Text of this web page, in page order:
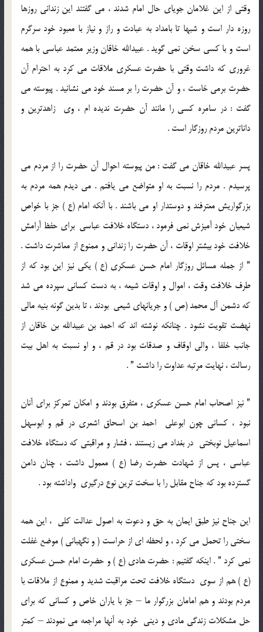
وقتی از اين غلامان جويای حال امام شدند ، مي گفتند اين زندانی روزها
روزه دار است و شبها تا بامداد به عبادت و راز و نياز با معبود خود سرگرم
است و با کسی سخن نمي گويد . عبيدالله خاقان وزير معتمد عباسی با همه
غروری که داشت وقتی با حضرت عسکری ملاقات مي کرد به احترام آن
حضرت برمي خاست ، و آن حضرت را بر مسند خود مي نشانيد . پيوسته مي
گفت : در سامره کسی را مانند آن حضرت نديده ام ، وی زاهدترين و
داناترين مردم روزگار است .
پسر عبيدالله خاقان مي گفت : من پيوسته احوال آن حضرت را از مردم مي
پرسيدم . مردم را نسبت به او متواضع مي يافتم . مي ديدم همه مردم به
بزرگواريش معترفند و دوستدار او مي باشند . با آنکه امام (ع ) جز با خواص
شيعيان خود آميزش نمي فرمود ، دستگاه خلافت عباسی برای حفظ آرامش
خلافت خود بيشتر اوقات ، آن حضرت را زندانی و ممنوع از معاشرت داشت .
” از جمله مسائل روزگار امام حسن عسکری (ع ) يکی نيز اين بود که از
طرف خلافت وقت ، اموال و اوقات شيعه ، به دست کسانی سپرده مي شد
که دشمن آل محمد (ص ) و جريانهای شيعی بودند ، تا بدين گونه بنيه مالی
نهضت تقويت نشود . چنانکه نوشته اند که احمد بن عبيدالله بن خاقان از
جانب خلفا ، والی اوقاف و صدقات بود در قم ، و او نسبت به اهل بيت
رسالت ، نهايت مرتبه عداوت را داشت ” .
” نيز اصحاب امام حسن عسکری ، متفرق بودند و امکان تمرکز برای آنان
نبود ، کسانی چون ابوعلی احمد بن اسحاق اشعری در قم و ابوسهل
اسماعيل نوبختی در بغداد مي زيستند ، فشار و مراقبتی که دستگاه خلافت
عباسی ، پس از شهادت حضرت رضا (ع ) معمول داشت ، چنان دامن
گسترده بود که جناح مقابل را با سخت ترين نوع درگيری واداشته بود .
اين جناح نيز طبق ايمان به حق و دعوت به اصول عدالت کلی ، اين همه
سختی را تحمل مي کرد ، و لحظه ای از حراست ( و نگهبانی ) موضع غفلت
نمي کرد ” . اينکه گفتيم : حضرت هادی (ع ) و حضرت امام حسن عسکری
(ع ) هم از سوی دستگاه خلافت تحت مراقبت شديد و ممنوع از ملاقات با
مردم بودند و هم امامان بزرگوار ما – جز با ياران خاص و کسانی که برای
حل مشکلات زندگی مادی و دينی خود به آنها مراجعه مي نمودند – کمتر